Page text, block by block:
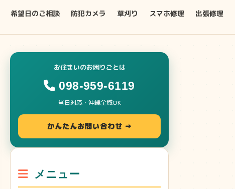
希望日のご相談 防犯カメラ 草刈り スマホ修理 出張修理
お住まいのお困りごとは
098-959-6119
当日対応・沖縄全域OK
かんたんお問い合わせ →
メニュー